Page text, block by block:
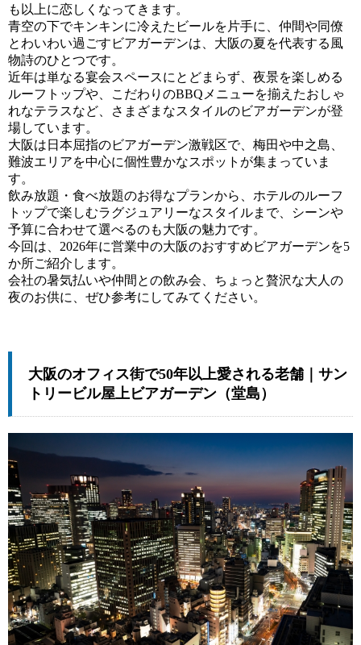
も以上に恋しくなってきます。
青空の下でキンキンに冷えたビールを片手に、仲間や同僚
とわいわい過ごすビアガーデンは、大阪の夏を代表する風
物詩のひとつです。
近年は単なる宴会スペースにとどまらず、夜景を楽しめる
ルーフトップや、こだわりのBBQメニューを揃えたおしゃ
れなテラスなど、さまざまなスタイルのビアガーデンが登
場しています。
大阪は日本屈指のビアガーデン激戦区で、梅田や中之島、
難波エリアを中心に個性豊かなスポットが集まっていま
す。
飲み放題・食べ放題のお得なプランから、ホテルのルーフ
トップで楽しむラグジュアリーなスタイルまで、シーンや
予算に合わせて選べるのも大阪の魅力です。
今回は、2026年に営業中の大阪のおすすめビアガーデンを5
か所ご紹介します。
会社の暑気払いや仲間との飲み会、ちょっと贅沢な大人の
夜のお供に、ぜひ参考にしてみてください。
大阪のオフィス街で50年以上愛される老舗｜サン
トリービル屋上ビアガーデン（堂島）